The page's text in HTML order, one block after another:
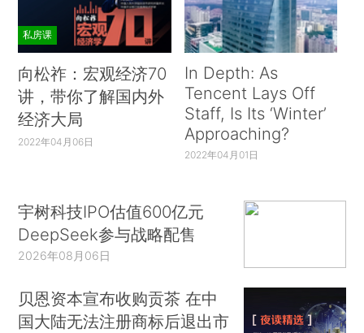
私房课
向松祚：宏观经济70
讲，带你了解国内外
经济大局
2022年04月06日
In Depth: As
Tencent Lays Off
Staff, Is Its ‘Winter’
Approaching?
2022年04月01日
宇树科技IPO估值600亿元
DeepSeek参与战略配售
2026年08月06日
贝恩资本宣布收购贡茶 在中
国大陆无法注册商标后退出市